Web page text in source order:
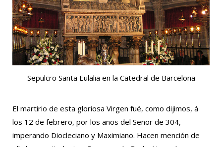
Sepulcro Santa Eulalia en la Catedral de Barcelona
El martirio de esta gloriosa Virgen fué, como dijimos, á
los 12 de febrero, por los años del Señor de 304,
imperando Diocleciano y Maximiano. Hacen mención de